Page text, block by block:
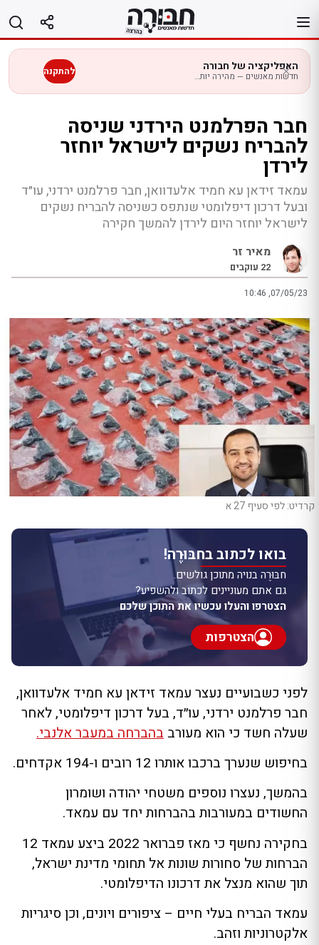
לתוכן
האפליקציה של חבורה
חדשות מאנשים — מהירה יותר בנייד להתקנה
חבר הפרלמנט הירדני שניסה
להבריח נשקים לישראל יוחזר
לירדן
עמאד זידאן עא חמיד אלעדוואן, חבר פרלמנט ירדני, עו״ד
ובעל דרכון דיפלומטי שנתפס כשניסה להבריח נשקים
לישראל יוחזר היום לירדן להמשך חקירה
מאיר זר
22 עוקבים
10:46 ,07/05/23
קרדיט: לפי סעיף 27 א
בואו לכתוב בחבּוּרֶה!
חבּוּרֶה בנויה מתוכן גולשים.
גם אתם מעוניינים לכתוב ולהשפיע?
הצטרפו והעלו עכשיו את התוכן שלכם
הצטרפות
לפני כשבועיים נעצר עמאד זידאן עא חמיד אלעדוואן,
חבר פרלמנט ירדני, עו״ד, בעל דרכון דיפלומטי, לאחר
שעלה חשד כי הוא מעורב בהברחה במעבר אלנבי.
בחיפוש שנערך ברכבו אותרו 12 רובים ו-194 אקדחים.
בהמשך, נעצרו נוספים משטחי יהודה ושומרון
החשודים במעורבות בהברחות יחד עם עמאד.
בחקירה נחשף כי מאז פברואר 2022 ביצע עמאד 12
הברחות של סחורות שונות אל תחומי מדינת ישראל,
תוך שהוא מנצל את דרכונו הדיפלומטי.
עמאד הבריח בעלי חיים – ציפורים ויונים, וכן סיגריות
אלקטרוניות וזהב.